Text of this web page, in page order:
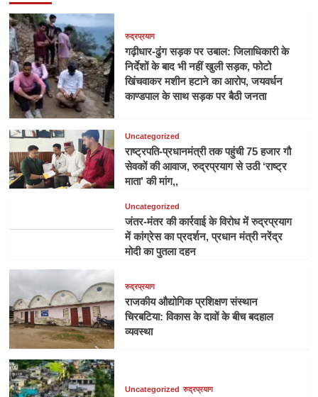
रुद्रप्रयाग
गढ़ीधार-ढुंग सड़क पर उबाल: जिलाधिकारी के
निर्देशों के बाद भी नहीं खुली सड़क, फोटो
खिंचवाकर मशीन हटाने का आरोप, जयवर्धन
काण्डपाल के साथ सड़क पर बैठी जनता
Uncategorized
राष्ट्रपति-प्रधानमंत्री तक पहुंची 75 हजार गौ
सेवकों की आवाज, रुद्रप्रयाग से उठी ‘राष्ट्र
माता’ की मांग,,
Uncategorized
जंतर-मंतर की कार्रवाई के विरोध में रुद्रप्रयाग
में कांग्रेस का प्रदर्शन, प्रधान मंत्री नरेंद्र
मोदी का पुतला दहन
रुद्रप्रयाग
राजकीय औद्योगिक प्रशिक्षण संस्थान
चिरबटिया: विकास के दावों के बीच बदहाल
व्यवस्था
Uncategorized रुद्रप्रयाग